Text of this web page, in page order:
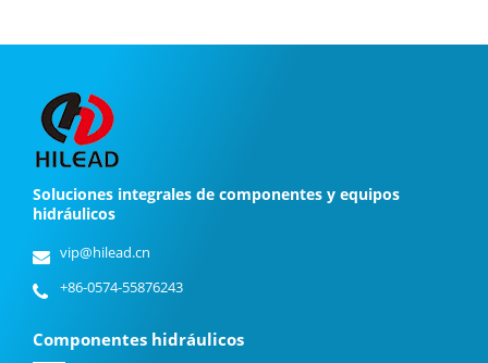
Soluciones integrales de componentes y equipos
hidráulicos
vip@hilead.cn
+86-0574-55876243
Componentes hidráulicos